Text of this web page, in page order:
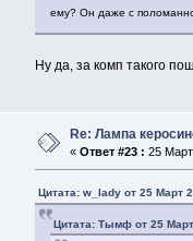
ему? Он даже с
Ну да, за комп такого
Re: Лампа
«Ответ #23 : 25
Цитата: w_lady от 25 Март
Цитата: Тымф от 25